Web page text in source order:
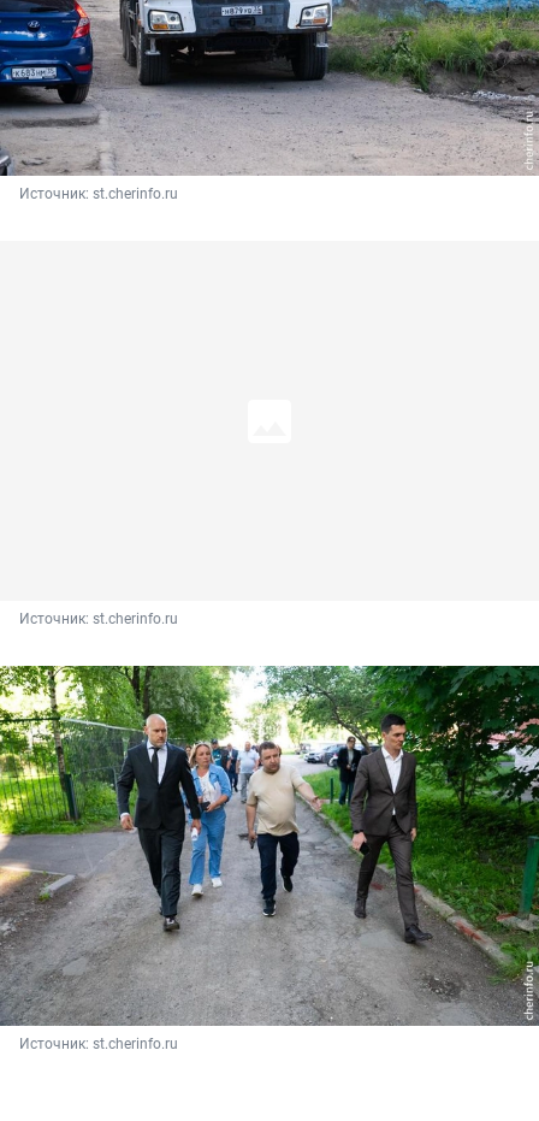
Источник: st.cherinfo.ru
Источник: st.cherinfo.ru
Источник: st.cherinfo.ru